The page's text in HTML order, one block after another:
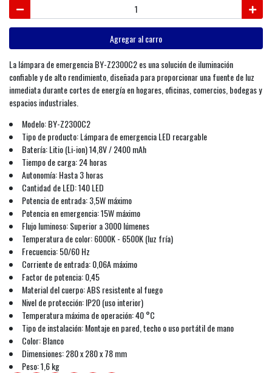
Agregar al carro
La lámpara de emergencia BY-Z2300C2 es una solución de iluminación
confiable y de alto rendimiento, diseñada para proporcionar una fuente de luz
inmediata durante cortes de energía en hogares, oficinas, comercios, bodegas y
espacios industriales.
Modelo: BY-Z2300C2
Tipo de producto: Lámpara de emergencia LED recargable
Batería: Litio (Li-ion) 14,8V / 2400 mAh
Tiempo de carga: 24 horas
Autonomía: Hasta 3 horas
Cantidad de LED: 140 LED
Potencia de entrada: 3,5W máximo
Potencia en emergencia: 15W máximo
Flujo luminoso: Superior a 3000 lúmenes
Temperatura de color: 6000K - 6500K (luz fría)
Frecuencia: 50/60 Hz
Corriente de entrada: 0,06A máximo
Factor de potencia: 0,45
Material del cuerpo: ABS resistente al fuego
Nivel de protección: IP20 (uso interior)
Temperatura máxima de operación: 40 °C
Tipo de instalación: Montaje en pared, techo o uso portátil de mano
Color: Blanco
Dimensiones: 280 x 280 x 78 mm
Peso: 1,6 kg